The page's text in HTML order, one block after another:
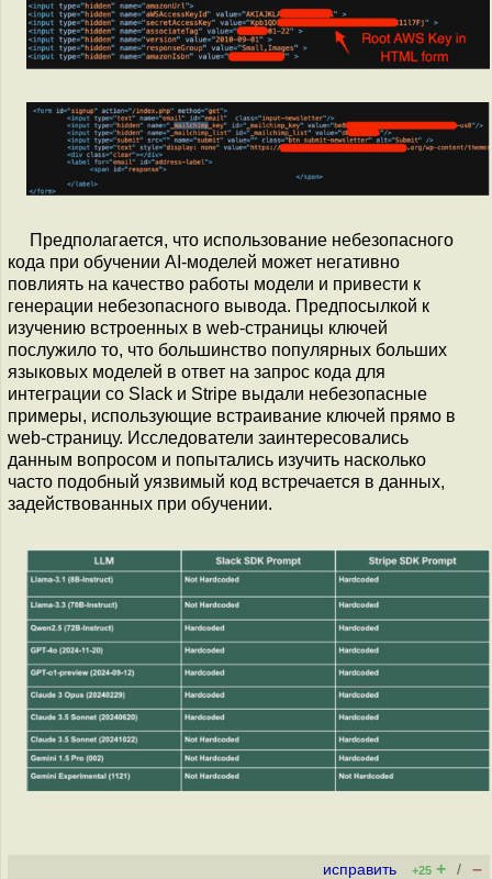
Предполагается, что использование небезопасного
кода при обучении AI-моделей может негативно
повлиять на качество работы модели и привести к
генерации небезопасного вывода. Предпосылкой к
изучению встроенных в web-страницы ключей
послужило то, что большинство популярных больших
языковых моделей в ответ на запрос кода для
интеграции со Slack и Stripe выдали небезопасные
примеры, использующие встраивание ключей прямо в
web-страницу. Исследователи заинтересовались
данным вопросом и попытались изучить насколько
часто подобный уязвимый код встречается в данных,
задействованных при обучении.
исправить +25 + / –